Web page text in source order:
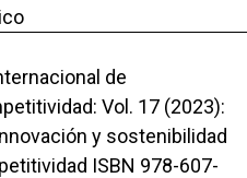
de
Vol. 17 (2023):
y sostenibilidad
ISBN 978-607-